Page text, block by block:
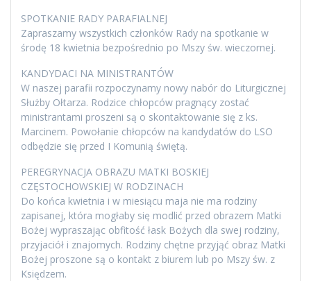
SPOTKANIE RADY PARAFIALNEJ
Zapraszamy wszystkich członków Rady na spotkanie w
środę 18 kwietnia bezpośrednio po Mszy św. wieczornej.
KANDYDACI NA MINISTRANTÓW
W naszej parafii rozpoczynamy nowy nabór do Liturgicznej
Służby Ołtarza. Rodzice chłopców pragnący zostać
ministrantami proszeni są o skontaktowanie się z ks.
Marcinem. Powołanie chłopców na kandydatów do LSO
odbędzie się przed I Komunią świętą.
PEREGRYNACJA OBRAZU MATKI BOSKIEJ
CZĘSTOCHOWSKIEJ W RODZINACH
Do końca kwietnia i w miesiącu maja nie ma rodziny
zapisanej, która mogłaby się modlić przed obrazem Matki
Bożej wypraszając obfitość łask Bożych dla swej rodziny,
przyjaciół i znajomych. Rodziny chętne przyjąć obraz Matki
Bożej proszone są o kontakt z biurem lub po Mszy św. z
Księdzem.